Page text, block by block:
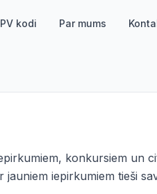
kodi Par mums
konkursiem un
iepirkumiem tieši